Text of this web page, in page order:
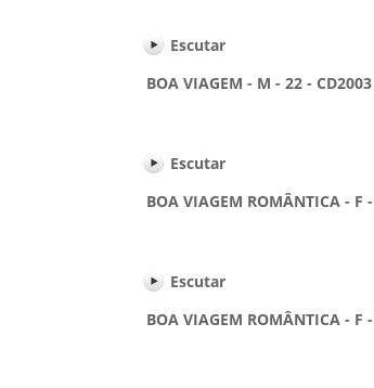
Escutar
BOA VIAGEM - M - 22 -
Escutar
BOA VIAGEM ROMÂNTICA - F -
Escutar
BOA VIAGEM ROMÂNTICA - F -